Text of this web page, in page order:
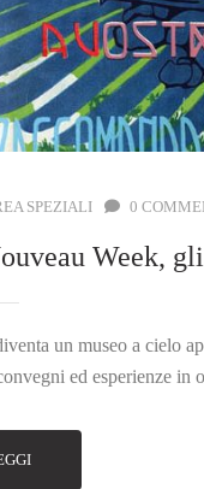
SPEZIALI 0
Week,
un museo a cielo
ed esperienze